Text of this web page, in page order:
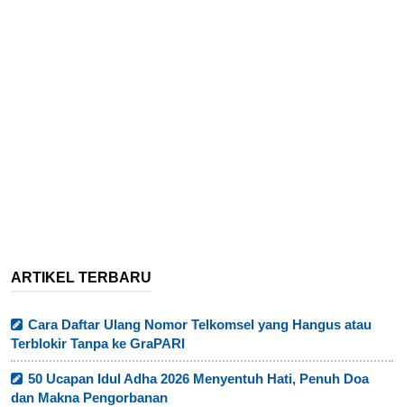
ARTIKEL TERBARU
Cara Daftar Ulang Nomor Telkomsel yang Hangus atau
Terblokir Tanpa ke GraPARI
50 Ucapan Idul Adha 2026 Menyentuh Hati, Penuh Doa
dan Makna Pengorbanan